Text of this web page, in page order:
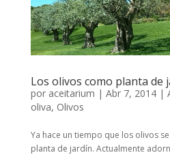
Los olivos como planta de
por aceitarium | Abr 7, 2014|
oliva, Olivos
Ya hace un tiempo que los olivos
planta de jardín. Actualmente